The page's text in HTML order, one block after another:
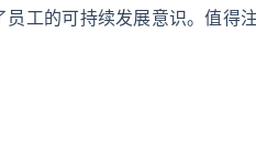
工的可持续发展意识。值得